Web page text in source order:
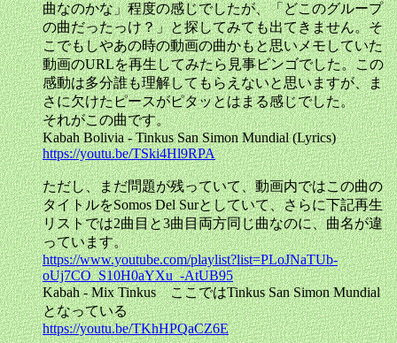
曲なのかな」程度の感じでしたが、「どこのグループ
の曲だったっけ？」と探してみても出てきません。そ
こでもしやあの時の動画の曲かもと思いメモしていた
動画のURLを再生してみたら見事ビンゴでした。この
感動は多分誰も理解してもらえないと思いますが、ま
さに欠けたピースがピタッとはまる感じでした。
それがこの曲です。
Kabah Bolivia - Tinkus San Simon Mundial (Lyrics)
https://youtu.be/TSki4Hl9RPA
ただし、まだ問題が残っていて、動画内ではこの曲の
タイトルをSomos Del Surとしていて、さらに下記再生
リストでは2曲目と3曲目両方同じ曲なのに、曲名が違
っています。
https://www.youtube.com/playlist?list=PLoJNaTUb-
oUj7CO_S10H0aYXu_-AtUB95
Kabah - Mix Tinkus ここではTinkus San Simon Mundial
となっている
https://youtu.be/TKhHPQaCZ6E